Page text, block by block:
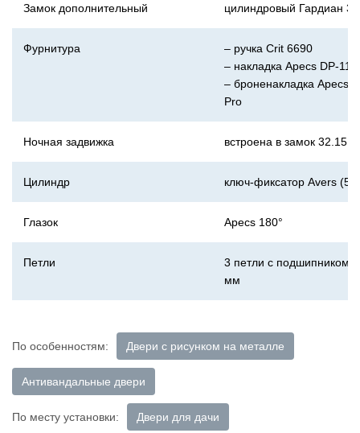
Замок дополнительный цилиндровый Гардиан
Фурнитура
– ручка Crit 6690
– накладка Apecs DP-11
– броненакладка Apecs
Pro
Ночная задвижка встроена в замок 32.15
Цилиндр ключ-фиксатор Avers (5
Глазок Apecs 180°
Петли
3 петли с подшипником
мм
По особенностям: Двери с рисунком на металле
Антивандальные двери
По месту установки: Двери для дачи